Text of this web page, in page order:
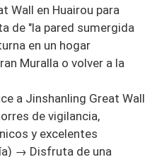
Wall en Huairou para
de "la pared sumergida
en un hogar
Muralla o volver a la
a Jinshanling Great Wall
de vigilancia,
y excelentes
→ Disfruta de una